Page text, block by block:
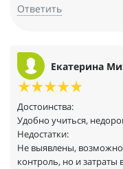
Ответить
Екатерина
Достоинства:
Удобно учиться,
Недостатки:
Не выявлены,
контроль, но и